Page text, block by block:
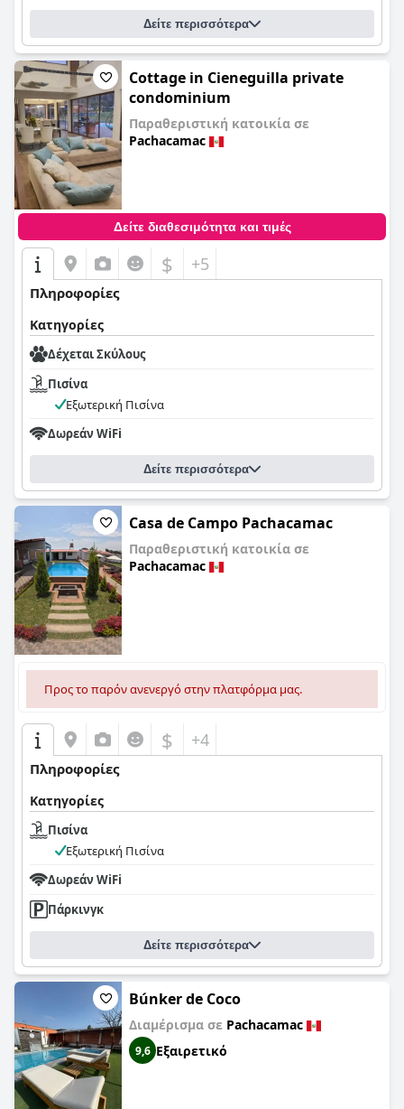
Δείτε περισσότερα
Cottage in Cieneguilla private
condominium
Παραθεριστική κατοικία σε
Pachacamac
Δείτε διαθεσιμότητα και τιμές
$ +5
Πληροφορίες
Κατηγορίες
Δέχεται Σκύλους
Πισίνα
Εξωτερική Πισίνα
Δωρεάν WiFi
Δείτε περισσότερα
Casa de Campo Pachacamac
Παραθεριστική κατοικία σε
Pachacamac
Προς το παρόν ανενεργό στην πλατφόρμα μας.
$ +4
Πληροφορίες
Κατηγορίες
Πισίνα
Εξωτερική Πισίνα
Δωρεάν WiFi
Πάρκινγκ
Δείτε περισσότερα
Búnker de Coco
Διαμέρισμα σε Pachacamac
9,6 Εξαιρετικό